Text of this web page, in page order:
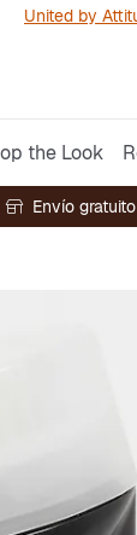
United by
the Look
Envío